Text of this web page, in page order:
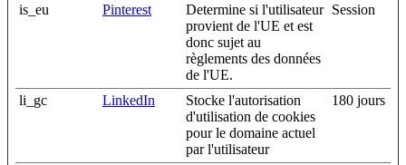
is_eu
Pinterest
Determine si l'utilisateur
provient de l'UE et est
donc sujet au
règlements des données
de l'UE.
Session
li_gc LinkedIn
Stocke l'autorisation
d'utilisation de cookies
pour le domaine actuel
par l'utilisateur
180 jours